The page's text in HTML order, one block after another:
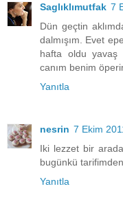
Saglıklımutfak 7
Dün geçtin
dalmışım. Evet
hafta oldu yavaş
canım benim
Yanıtla
nesrin 7 Ekim
Iki lezzet bir
bugünkü
Yanıtla